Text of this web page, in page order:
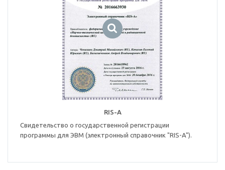
RIS-A
Свидетельство о государственной регистрации
программы для ЭВМ (электронный справочник "RIS-A").